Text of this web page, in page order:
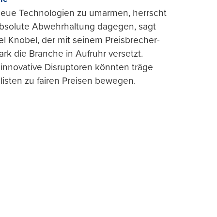
Technologien zu umarmen, herrscht
Abwehrhaltung dagegen, sagt
Knobel, der mit seinem Preisbrecher-
die Branche in Aufruhr versetzt.
Disruptoren könnten träge
zu fairen Preisen bewegen.